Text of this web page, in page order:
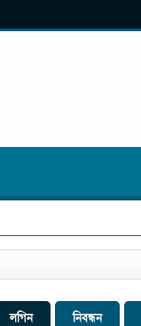
লগিন নিবন্ধন